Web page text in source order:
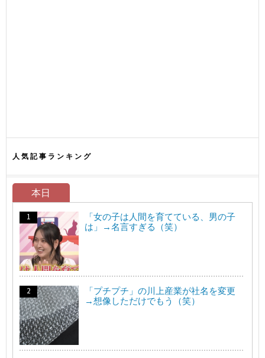
人気記事ランキング
本日
「女の子は人間を育てている、男の子
は」→名言すぎる（笑）
「プチプチ」の川上産業が社名を変更
→想像しただけでもう（笑）